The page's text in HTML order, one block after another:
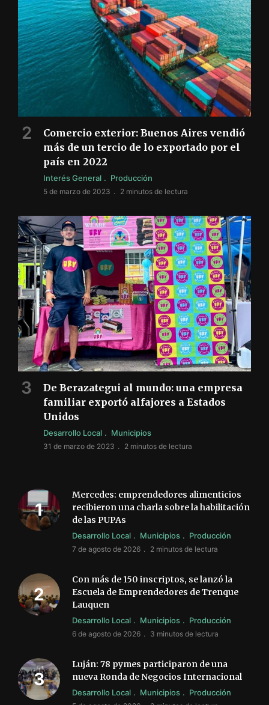
Comercio exterior: Buenos Aires vendió
más de un tercio de lo exportado por el
país en 2022
Interés General Producción
5 de marzo de 2023 2 minutos de lectura
De Berazategui al mundo: una empresa
familiar exportó alfajores a Estados
Unidos
Desarrollo Local Municipios
31 de marzo de 2023 2 minutos de lectura
Mercedes: emprendedores alimenticios
recibieron una charla sobre la habilitación
de las PUPAs
Desarrollo Local Municipios Producción
7 de agosto de 2026 2 minutos de lectura
Con más de 150 inscriptos, se lanzó la
Escuela de Emprendedores de Trenque
Lauquen
Desarrollo Local Municipios Producción
6 de agosto de 2026 3 minutos de lectura
Luján: 78 pymes participaron de una
nueva Ronda de Negocios Internacional
Desarrollo Local Municipios Producción